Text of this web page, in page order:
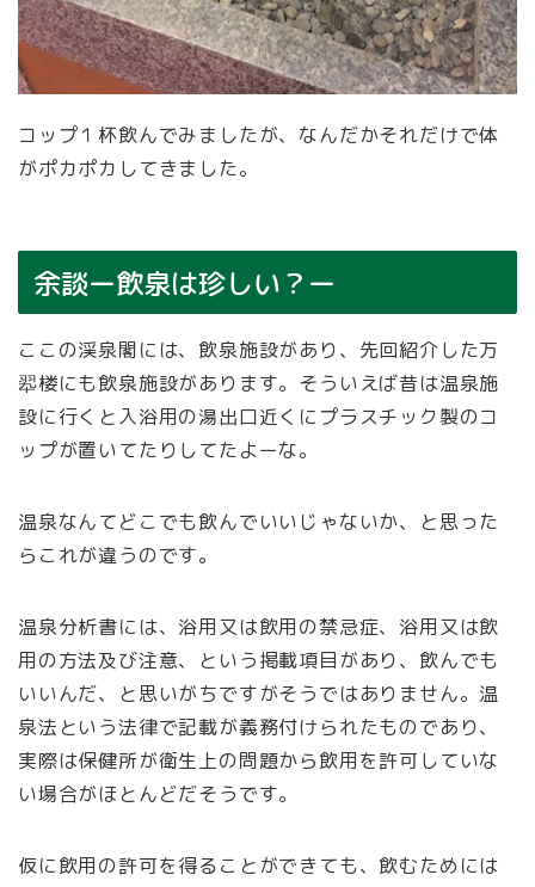
コップ１杯飲んでみましたが、なんだかそれだけで体
がポカポカしてきました。
余談ー飲泉は珍しい？ー
ここの渓泉閣には、飲泉施設があり、先回紹介した万
翆楼にも飲泉施設があります。そういえば昔は温泉施
設に行くと入浴用の湯出口近くにプラスチック製のコ
ップが置いてたりしてたよーな。
温泉なんてどこでも飲んでいいじゃないか、と思った
らこれが違うのです。
温泉分析書には、浴用又は飲用の禁忌症、浴用又は飲
用の方法及び注意、という掲載項目があり、飲んでも
いいんだ、と思いがちですがそうではありません。温
泉法という法律で記載が義務付けられたものであり、
実際は保健所が衛生上の問題から飲用を許可していな
い場合がほとんどだそうです。
仮に飲用の許可を得ることができても、飲むためには